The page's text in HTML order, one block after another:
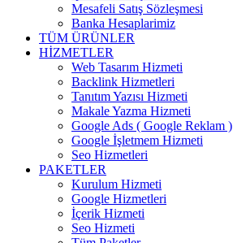
Mesafeli Satış Sözleşmesi
Banka Hesaplarimiz
TÜM ÜRÜNLER
HİZMETLER
Web Tasarım Hizmeti
Backlink Hizmetleri
Tanıtım Yazısı Hizmeti
Makale Yazma Hizmeti
Google Ads ( Google Reklam )
Google İşletmem Hizmeti
Seo Hizmetleri
PAKETLER
Kurulum Hizmeti
Google Hizmetleri
İçerik Hizmeti
Seo Hizmeti